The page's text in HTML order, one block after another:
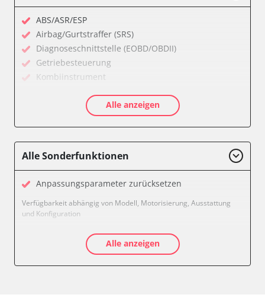
ABS/ASR/ESP
Airbag/Gurtstraffer (SRS)
Diagnoseschnittstelle (EOBD/OBDII)
Getriebesteuerung
Kombiinstrument
Motorsteuerung (EMS)
und Konfiguration
Alle anzeigen
Alle Sonderfunktionen
Anpassungsparameter zurücksetzen
Verfügbarkeit abhängig von Modell, Motorisierung, Ausstattung
und Konfiguration
Alle anzeigen